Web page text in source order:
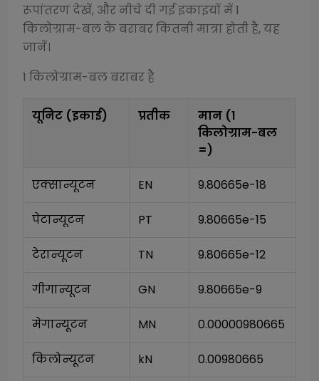
रूपांतरण देखें, और नीचे दी गई इकाइयों में 1
किलोग्राम-बलके बराबर कितनी मात्रा होती है, यह
जानें।
1 किलोग्राम-बलबराबर है
यूनिट (इकाई) प्रतीक
मान (1
किलोग्राम-बल
=)
एक्सान्यूटन EN 9.80665e-18
पेटान्यूटन PT 9.80665e-15
टेरान्यूटन TN 9.80665e-12
गीगान्यूटन GN 9.80665e-9
मेगान्यूटन MN 0.00000980665
किलोन्यूटन kN 0.00980665